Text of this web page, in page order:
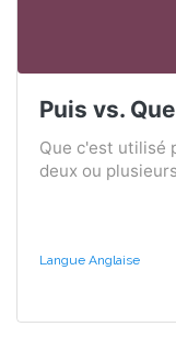
Puis vs. Que
Que c'est utilisé
deux ou
Langue Anglaise